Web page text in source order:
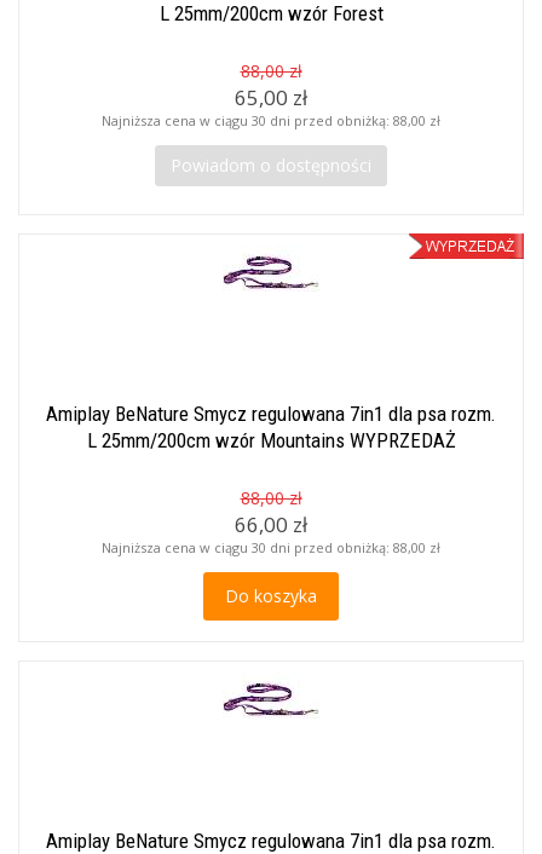
L 25mm/200cm wzór Forest
88,00 zł
65,00 zł
Najniższa cena w ciągu 30 dni przed obniżką: 88,00 zł
Powiadom o dostępności
Amiplay BeNature Smycz regulowana 7in1 dla psa rozm.
L 25mm/200cm wzór Mountains WYPRZEDAŻ
88,00 zł
66,00 zł
Najniższa cena w ciągu 30 dni przed obniżką: 88,00 zł
Do koszyka
Amiplay BeNature Smycz regulowana 7in1 dla psa rozm.